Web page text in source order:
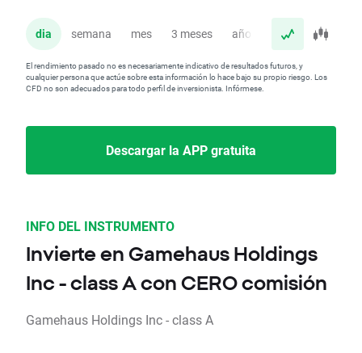
dia semana mes 3 meses año
El rendimiento pasado no es necesariamente indicativo de resultados futuros, y
cualquier persona que actúe sobre esta información lo hace bajo su propio riesgo. Los
CFD no son adecuados para todo perfil de inversionista. Infórmese.
Descargar la APP gratuita
INFO DEL INSTRUMENTO
Invierte en Gamehaus Holdings
Inc - class A con CERO comisión
Gamehaus Holdings Inc - class A